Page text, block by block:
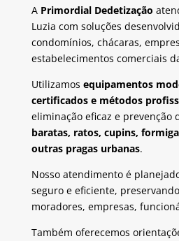
A Primordial Dedetização
Luzia com soluções
condomínios, chácaras,
estabelecimentos comerciais
Utilizamos equipamentos
certificados e métodos
eliminação eficaz e prevenção
baratas, ratos, cupins,
outras pragas urbanas.
Nosso atendimento é
seguro e eficiente,
moradores, empresas,
Também oferecemos